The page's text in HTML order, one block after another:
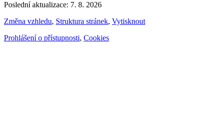
Poslední aktualizace: 7. 8. 2026
Změna vzhledu, Struktura stránek, Vytisknout
Prohlášení o přístupnosti, Cookies